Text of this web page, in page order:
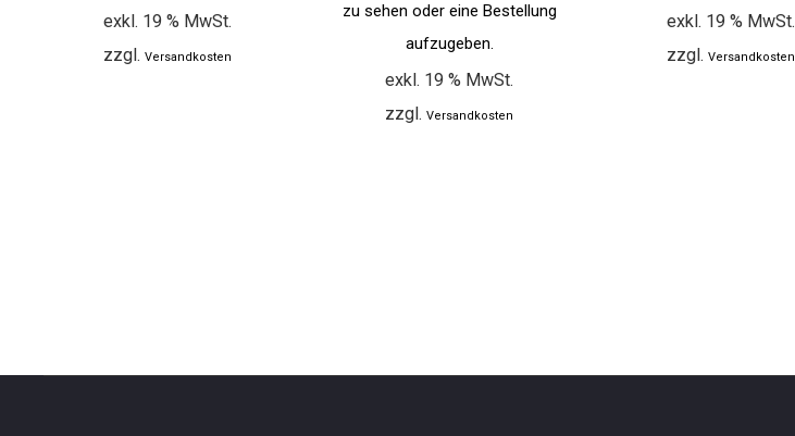
exkl. 19 % MwSt.
zzgl.Versandkosten
zu sehen oder eine Bestellung
aufzugeben.
exkl. 19 % MwSt.
zzgl.Versandkosten
exkl. 19 % MwSt.
zzgl. Versandkosten